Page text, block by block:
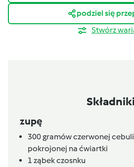
podziel się
Stwórz
Składniki
zupę
300gramówczerwonej
pokrojonej na ćwiartki
1 ząbek czosnku